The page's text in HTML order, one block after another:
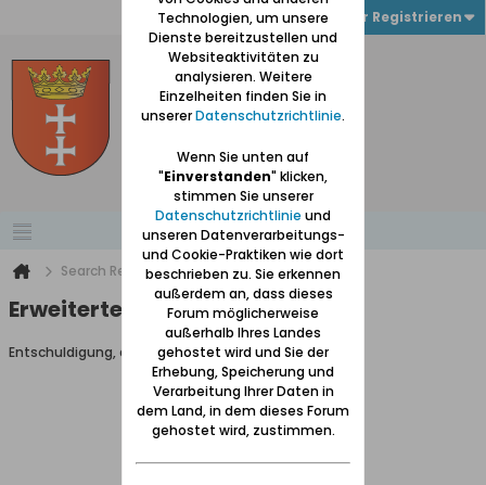
Anmelden oder Registrieren
Search Result
Erweiterte Suche
Entschuldigung, du darfst diese Seite nicht aufrufen.
Technologien, um unsere
Dienste bereitzustellen und
Websiteaktivitäten zu
analysieren. Weitere
Einzelheiten finden Sie in
unsererDatenschutzrichtlinie.
Wenn Sie unten auf
"Einverstanden" klicken,
stimmen Sie unserer
Datenschutzrichtlinie und
unseren Datenverarbeitungs-
und Cookie-Praktiken wie dort
beschrieben zu. Sie erkennen
außerdem an, dass dieses
Forum möglicherweise
außerhalb Ihres Landes
gehostet wird und Sie der
Erhebung, Speicherung und
Verarbeitung Ihrer Daten in
dem Land, in dem dieses Forum
gehostet wird, zustimmen.